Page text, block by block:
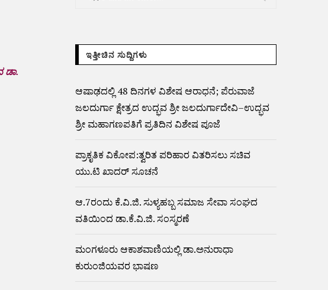
ಡಾ.
ಇತ್ತೀಚಿನ ಸುದ್ದಿಗಳು
ಆಷಾಢದಲ್ಲಿ 48 ದಿನಗಳ ವಿಶೇಷ ಆರಾಧನೆ; ಪೆರುವಾಜೆ
ಜಲದುರ್ಗಾ ಕ್ಷೇತ್ರದ ಉದ್ಭವ ಶ್ರೀ ಜಲದುರ್ಗಾದೇವಿ–ಉದ್ಭವ
ಶ್ರೀ ಮಹಾಗಣಪತಿಗೆ ಪ್ರತಿದಿನ ವಿಶೇಷ ಪೂಜೆ
ಪ್ರಾಕೃತಿಕ ವಿಕೋಪ:ತ್ವರಿತ ಪರಿಹಾರ ವಿತರಿಸಲು ಸಚಿವ
ಯು.ಟಿ ಖಾದರ್ ಸೂಚನೆ
ಆ.7ರಂದು ಕೆ.ವಿ.ಜಿ. ಸುಳ್ಯಹಬ್ಬ ಸಮಾಜ ಸೇವಾ ಸಂಘದ
ವತಿಯಿಂದ ಡಾ.ಕೆ.ವಿ.ಜಿ. ಸಂಸ್ಮರಣೆ
ಮಂಗಳೂರು ಆಕಾಶವಾಣಿಯಲ್ಲಿ ಡಾ.ಅನುರಾಧಾ
ಕುರುಂಜಿಯವರ ಭಾಷಣ